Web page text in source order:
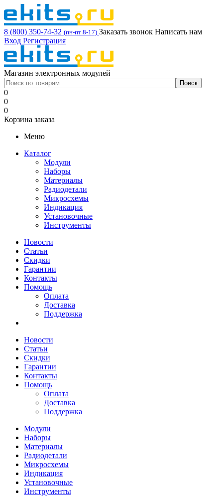
8 (800) 350-74-32 (пн-пт 8-17) Заказать звонок Написать нам
Вход Регистрация
Магазин электронных модулей
0
0
0
Корзина заказа
Меню
Каталог
Модули
Наборы
Материалы
Радиодетали
Микросхемы
Индикация
Установочные
Инструменты
Новости
Статьи
Скидки
Гарантии
Контакты
Помощь
Оплата
Доставка
Поддержка
Новости
Статьи
Скидки
Гарантии
Контакты
Помощь
Оплата
Доставка
Поддержка
Модули
Наборы
Материалы
Радиодетали
Микросхемы
Индикация
Установочные
Инструменты